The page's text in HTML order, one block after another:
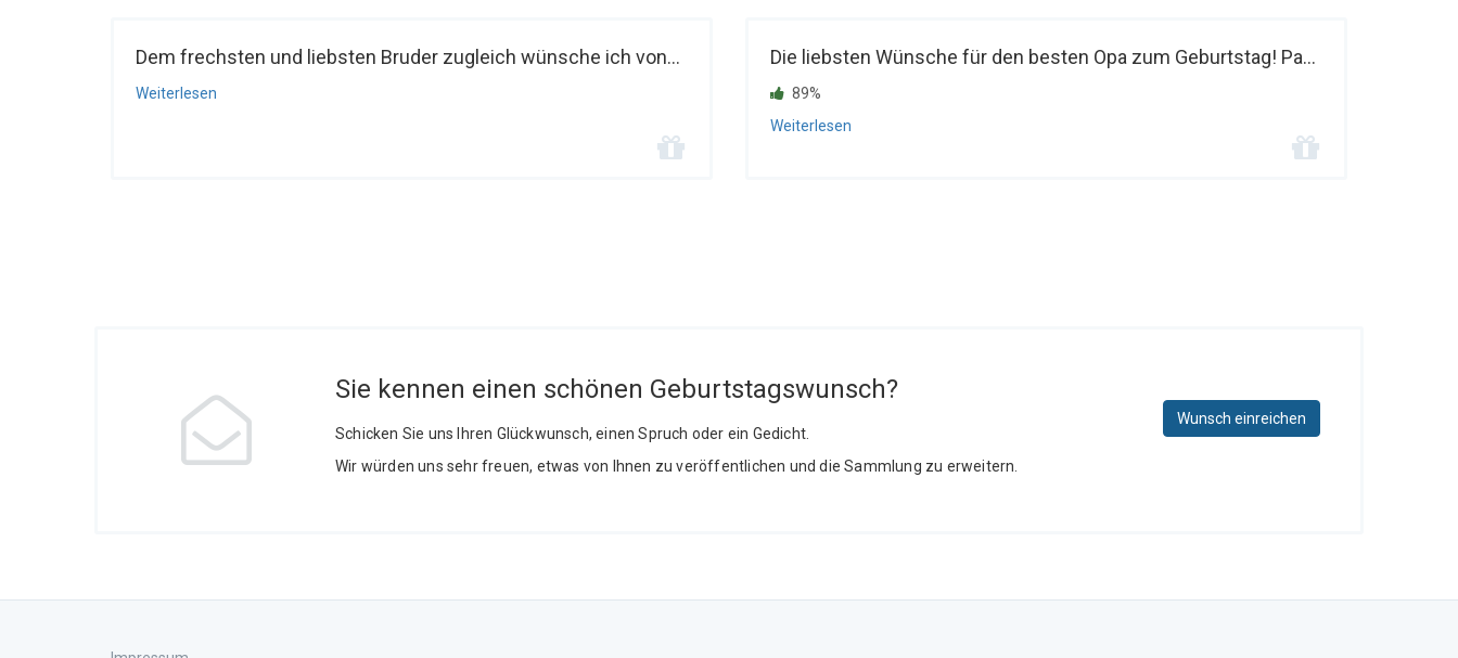
Dem frechsten und liebsten Bruder zugleich wünsche ich von...
Weiterlesen
Die liebsten Wünsche für den besten Opa zum Geburtstag! Pa...
89%
Weiterlesen
Sie kennen einen schönen Geburtstagswunsch?
Schicken Sie uns Ihren Glückwunsch, einen Spruch oder ein Gedicht.
Wir würden uns sehr freuen, etwas von Ihnen zu veröffentlichen und die Sammlung zu erweitern.
Wunsch einreichen